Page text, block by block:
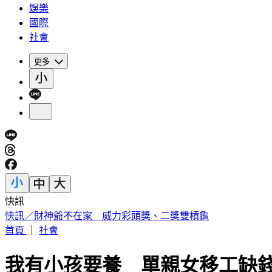
娛樂
國際
社會
更多
快訊
快訊／財神爺不在家 威力彩頭獎、二獎雙槓龜
首頁
社會
我有小孩要養 單親女移工缺